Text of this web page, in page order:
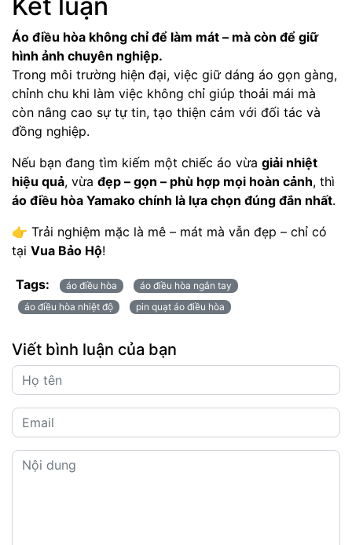
Áo điều hòa không chỉ để làm mát – mà còn để giữ
hình ảnh chuyên nghiệp.
Trong môi trường hiện đại, việc giữ dáng áo gọn gàng,
chỉnh chu khi làm việc không chỉ giúp thoải mái mà
còn nâng cao sự tự tin, tạo thiện cảm với đối tác và
đồng nghiệp.
Nếu bạn đang tìm kiếm một chiếc áo vừa giải nhiệt
hiệu quả, vừa đẹp – gọn – phù hợp mọi hoàn cảnh, thì
áo điều hòa Yamako chính là lựa chọn đúng đắn nhất.
👉 Trải nghiệm mặc là mê – mát mà vẫn đẹp – chỉ có
tại Vua Bảo Hộ!
Tags: áo điều hòa
áo điều hòa ngắn tay
áo điều hòa nhiệt độ
pin quạt áo điều hòa
Viết bình luận của bạn